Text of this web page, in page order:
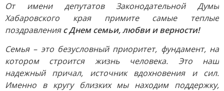
От имени депутатов Законодательной Думы
Хабаровского края примите самые теплые
поздравленияс Днем семьи, любви и верности!
Семья – это безусловный приоритет, фундамент, на
котором строится жизнь человека. Это наш
надежный причал, источник вдохновения и сил.
Именно в кругу близких мы находим поддержку,